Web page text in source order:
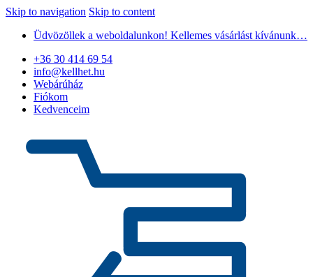
Skip to navigation Skip to content
Üdvözöllek a weboldalunkon! Kellemes vásárlást kívánunk…
+36 30 414 69 54
info@kellhet.hu
Webárúház
Fiókom
Kedvenceim